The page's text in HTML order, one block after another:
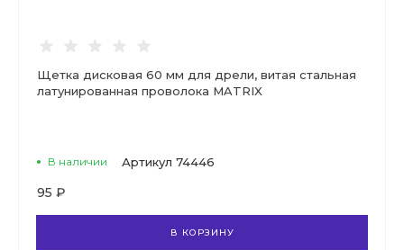
Щетка дисковая 60 мм для дрели, витая стальная
латунированная проволока MATRIX
В наличии Артикул 74446
95 ₽
В КОРЗИНУ